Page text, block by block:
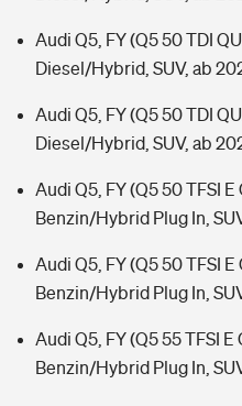
Audi Q5, FY (Q5 50 TDI
Diesel/Hybrid, SUV, ab
Audi Q5, FY (Q5 50 TDI
Diesel/Hybrid, SUV, ab
Audi Q5, FY (Q5 50 TFSI E
Benzin/Hybrid Plug In,
Audi Q5, FY (Q5 50 TFSI E
Benzin/Hybrid Plug In,
Audi Q5, FY (Q5 55 TFSI E
Benzin/Hybrid Plug In,